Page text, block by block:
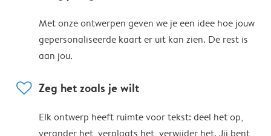
Met onze ontwerpen geven we je een idee hoe jouw
gepersonaliseerde kaart er uit kan zien. De rest is
aan jou.
heart Zeg het zoals je wilt
Elk ontwerp heeft ruimte voor tekst: deel het op,
verander het, verplaats het, verwijder het. Jij bent